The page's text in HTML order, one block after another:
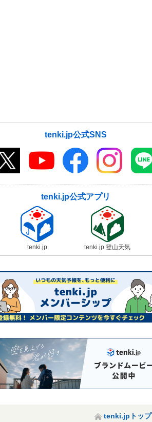
tenki.jp公式SNS
tenki.jp公式アプリ
tenki.jp tenki.jp 登山天気
tenki.jpトップ